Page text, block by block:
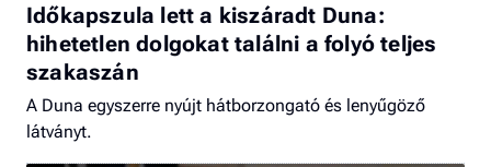
Időkapszula lett a kiszáradt Duna:
hihetetlen dolgokat találni a folyó teljes
szakaszán
A Duna egyszerre nyújt hátborzongató és lenyűgöző
látványt.